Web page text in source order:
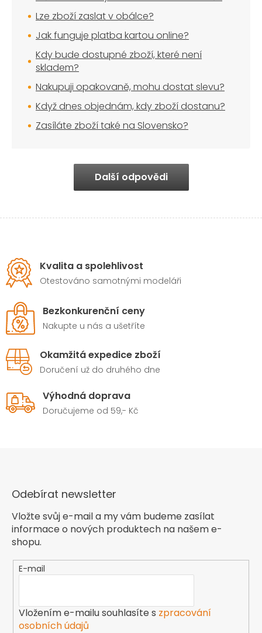
Lze zboží zaslat v obálce?
Jak funguje platba kartou online?
Kdy bude dostupné zboží, které není
skladem?
Nakupuji opakovaně, mohu dostat slevu?
Když dnes objednám, kdy zboží dostanu?
Zasíláte zboží také na Slovensko?
Další odpovědi
Kvalita a spolehlivost
Otestováno samotnými modeláři
Bezkonkurenční ceny
Nakupte u nás a ušetříte
Okamžitá expedice zboží
Doručení už do druhého dne
Výhodná doprava
Doručujeme od 59,- Kč
Odebírat newsletter
Vložte svůj e-mail a my vám budeme zasílat
informace o nových produktech na našem e-
shopu.
E-mail
Vložením e-mailu souhlasíte s zpracování
osobních údajů